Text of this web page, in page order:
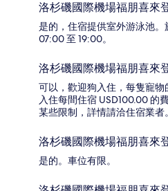
洛杉磯國際機場福朋喜來
是的，住宿提供室外游泳池
07:00 至 19:00。
洛杉磯國際機場福朋喜來
可以，歡迎狗入住，每隻寵物
入住每間住宿 USD100.00 的
某些限制，詳情請洽住宿業者。
洛杉磯國際機場福朋喜來
是的。車位有限。